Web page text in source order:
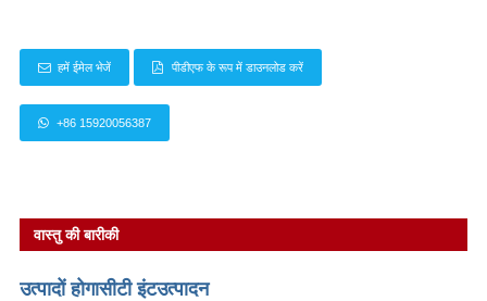
हमें ईमेल भेजें पीडीएफ के रूप में डाउनलोड करें
+86 15920056387
वास्तु की बारीकी
उत्पादों होगासीटी इंटउत्पादन